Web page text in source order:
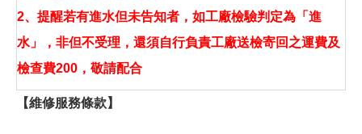
2、提醒若有進水但未告知者，如工廠檢驗判定為「進
水」，非但不受理，還須自行負責工廠送檢寄回之運費及
檢查費200，敬請配合
【維修服務條款】